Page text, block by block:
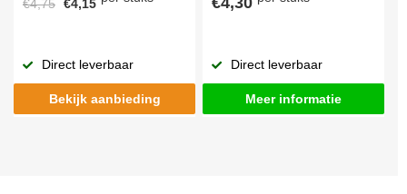
€4,75 €4,15
Direct leverbaar
Bekijk aanbieding
Direct leverbaar
Meer informatie